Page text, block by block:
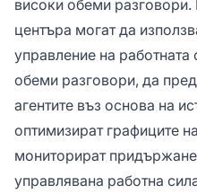
високи обеми
центъра могат да
управление на работната
обеми разговори, да
агентите въз основа на
оптимизират графиците
мониторират
управлявана работна